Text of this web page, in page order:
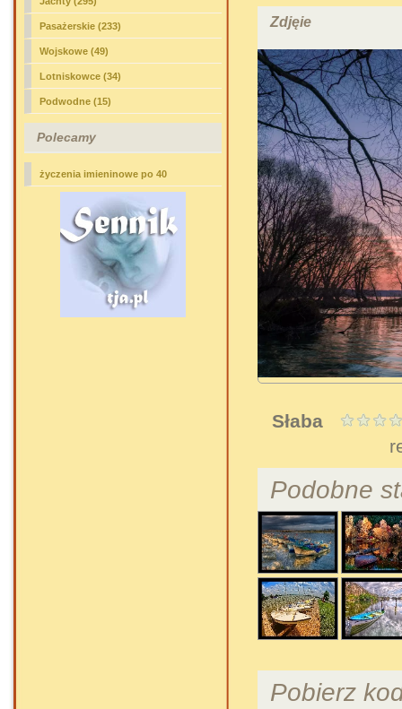
Pasażerskie (233)
Wojskowe (49)
Lotniskowce (34)
Podwodne (15)
Polecamy
życzenia imieninowe po 40
Zdjęie
Słaba
Podobne
Pobierz